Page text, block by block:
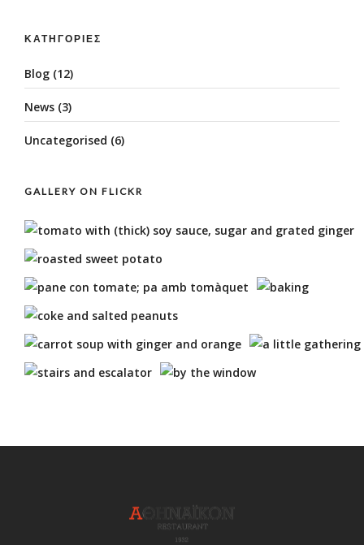
ΚΑΤΗΓΟΡΊΕΣ
Blog (12)
News (3)
Uncategorised (6)
GALLERY ON FLICKR